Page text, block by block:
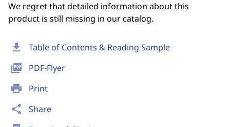
download Table of Contents & Reading Sample
picture_as_pdf PDF-Flyer
print Print
share Share
We regret that detailed information about this
product is still missing in our catalog.